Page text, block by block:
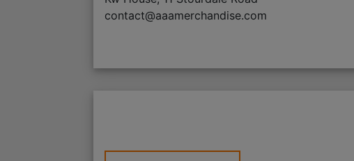
contact@aaamerchandise.com